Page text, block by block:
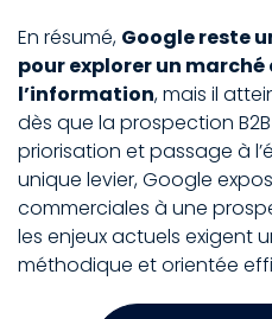
En résumé, Google reste
pour explorer un
l’information, mais il
dès que la prospection
priorisation et passage à
unique levier, Google
commerciales à une
les enjeux actuels exigent
méthodique et orientée